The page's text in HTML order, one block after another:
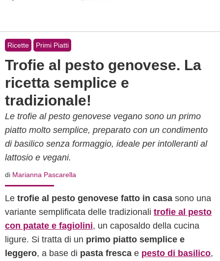
Ricette Primi Piatti
Trofie al pesto genovese. La
ricetta semplice e
tradizionale!
Le trofie al pesto genovese vegano sono un primo
piatto molto semplice, preparato con un condimento
di basilico senza formaggio, ideale per intolleranti al
lattosio e vegani.
di Marianna Pascarella
Le trofie al pesto genovese fatto in casa sono una
variante semplificata delle tradizionali trofie al pesto
con patate e fagiolini, un caposaldo della cucina
ligure. Si tratta di un primo piatto semplice e
leggero, a base di pasta fresca e pesto di basilico,